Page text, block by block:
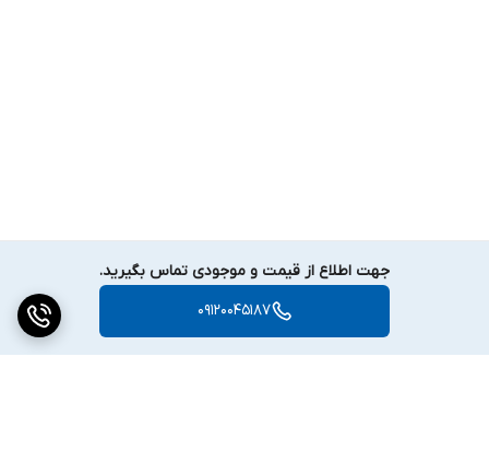
جهت اطلاع از قیمت و موجودی تماس بگیرید.
09120045187